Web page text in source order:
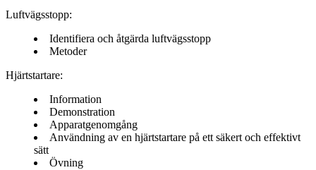
Luftvägsstopp:
Identifiera och åtgärda luftvägsstopp
Metoder
Hjärtstartare:
Information
Demonstration
Apparatgenomgång
Användning av en hjärtstartare på ett säkert och effektivt
sätt
Övning